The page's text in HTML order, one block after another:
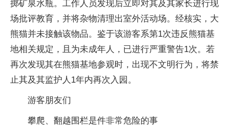
掷矿泉水瓶。工作人员发现后立即对其及其家长进行现
场批评教育，并将杂物清理出室外活动场。经核实，大
熊猫并未接触该物品。鉴于该游客系第1次违反熊猫基
地相关规定，且为未成年人，已进行严重警告1次。若
再次发现其在熊猫基地参观时，出现不文明行为，将禁
止其及其监护人1年内再次入园。
游客朋友们
攀爬、翻越围栏是件非常危险的事